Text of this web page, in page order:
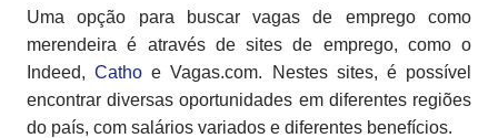
Uma opção para buscar vagas de emprego como
merendeira é através de sites de emprego, como o
Indeed,Catho e Vagas.com. Nestes sites, é possível
encontrar diversas oportunidades em diferentes regiões
do país, com salários variados e diferentes benefícios.